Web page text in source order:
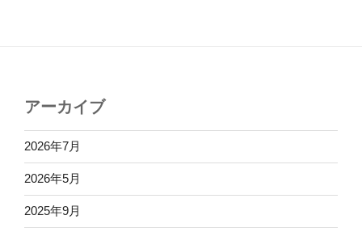
アーカイブ
2026年7月
2026年5月
2025年9月